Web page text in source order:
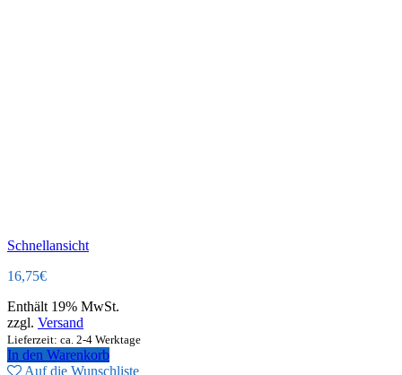
Schnellansicht
16,75€
Enthält 19% MwSt.
zzgl. Versand
Lieferzeit: ca. 2-4 Werktage
In den Warenkorb
Auf die Wunschliste